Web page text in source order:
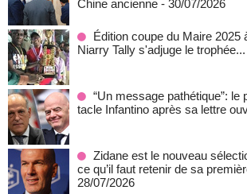
Chine ancienne - 30/07/2026
Édition coupe du Maire 2025
Niarry Tally s'adjuge le trophée...
“Un message pathétique”: le
tacle Infantino après sa lettre
Zidane est le nouveau
ce qu’il faut retenir de sa
28/07/2026